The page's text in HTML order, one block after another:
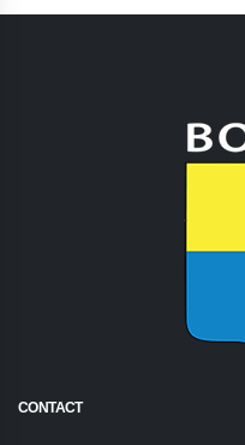
CONTACT